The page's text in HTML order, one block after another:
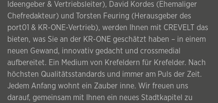
Ideengeber & Vertriebsleiter), David Kordes (Ehemaliger
Chefredakteur) und Torsten Feuring (Herausgeber des
port01 & KR-ONE-Vertrieb), werden Ihnen mit CREVELT das
bieten, was Sie an der KR-ONE geschätzt haben – in einem
neuen Gewand, innovativ gedacht und crossmedial
aufbereitet. Ein Medium von Krefeldern für Krefelder. Nach
höchsten Qualitätsstandards und immer am Puls der Zeit.
Jedem Anfang wohnt ein Zauber inne. Wir freuen uns
darauf, gemeinsam mit Ihnen ein neues Stadtkapitel zu